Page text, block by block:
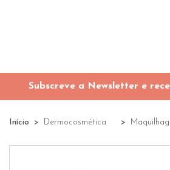
Subscreve a Newsletter e
Início Dermocosmética